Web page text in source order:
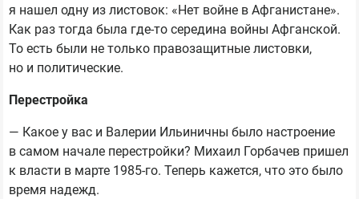
я нашел одну из листовок: «Нет войне в Афганистане».
Как раз тогда была где-то середина войны Афганской.
То есть были не только правозащитные листовки,
но и политические.
Перестройка
— Какое у вас и Валерии Ильиничны было настроение
в самом начале перестройки? Михаил Горбачев пришел
к власти в марте 1985-го. Теперь кажется, что это было
время надежд.